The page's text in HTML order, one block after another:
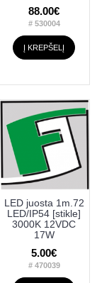
88.00€
# 530004
Į KREPŠELĮ
LED juosta 1m.72
LED/IP54 [stikle]
3000K 12VDC
17W
5.00€
# 470039